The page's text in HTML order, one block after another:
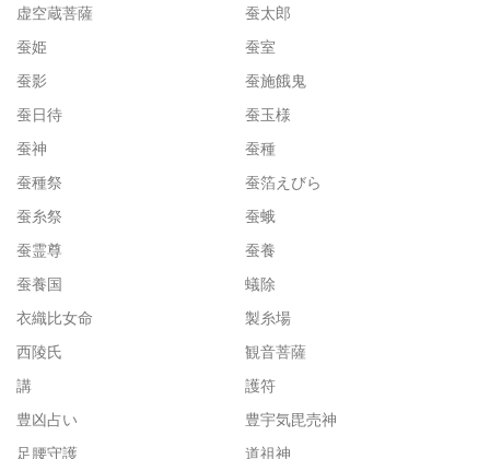
虚空蔵菩薩
蚕太郎
蚕姫
蚕室
蚕影
蚕施餓鬼
蚕日待
蚕玉様
蚕神
蚕種
蚕種祭
蚕箔えびら
蚕糸祭
蚕蛾
蚕霊尊
蚕養
蚕養国
蟻除
衣織比女命
製糸場
西陵氏
観音菩薩
講
護符
豊凶占い
豊宇気毘売神
足腰守護
道祖神